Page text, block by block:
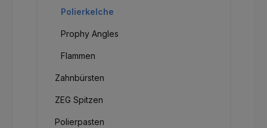
Polierkelche
Prophy Angles
Flammen
Zahnbürsten
ZEG Spitzen
Polierpasten